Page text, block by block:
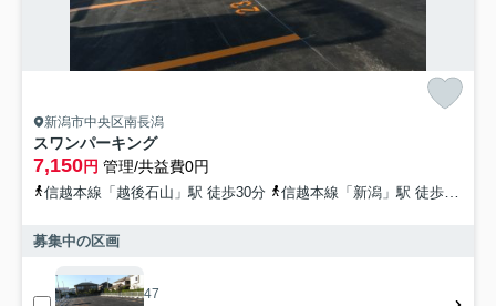
新潟市中央区南長潟
スワンパーキング
7,150円 管理/共益費0円
信越本線「越後石山」駅 徒歩30分 信越本線「新潟」駅 徒歩41分
募集中の区画
47